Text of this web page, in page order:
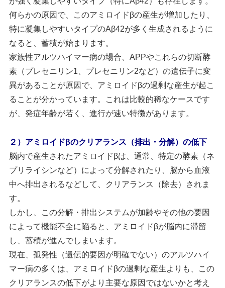
何らかの原因で、このアミロイドβの産生が増加したり、
特に凝集しやすいタイプのAβ42が多く生成されるように
なると、蓄積が始まります。
家族性アルツハイマー病の場合、APPやこれらの切断酵
素（プレセニリン1、プレセニリン2など）の遺伝子に変
異があることが原因で、アミロイドβの過剰な産生が起こ
ることが分かっています。これは比較的稀なケースです
が、発症年齢が若く、進行が速い特徴があります。
２）アミロイドβのクリアランス（排出・分解）の低下
脳内で産生されたアミロイドβは、通常、特定の酵素（ネ
プリライシンなど）によって分解されたり、脳から血液
中へ排出されるなどして、クリアランス（除去）されま
す。
しかし、この分解・排出システムが加齢やその他の要因
によって機能不全に陥ると、アミロイドβが脳内に滞留
し、蓄積が進んでしまいます。
現在、孤発性（遺伝的要因が明確でない）のアルツハイ
マー病の多くは、アミロイドβの過剰な産生よりも、この
クリアランスの低下がより主要な原因ではないかと考え